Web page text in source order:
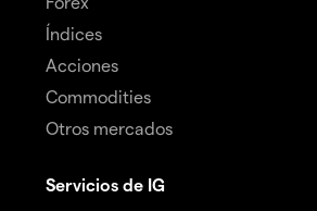
Índices
Acciones
Commodities
Otros mercados
Servicios de IG